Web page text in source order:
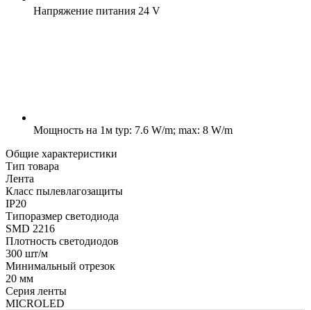
Напряжение питания 24 V
Мощность на 1м typ: 7.6 W/m; max: 8 W/m
Общие характеристики
Тип товара
Лента
Класс пылевлагозащиты
IP20
Типоразмер светодиода
SMD 2216
Плотность светодиодов
300 шт/м
Минимальный отрезок
20 мм
Серия ленты
MICROLED